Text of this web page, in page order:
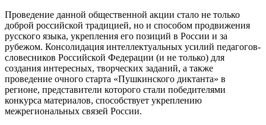
Проведение данной общественной акции стало не только
доброй российской традицией, но и способом продвижения
русского языка, укрепления его позиций в России и за
рубежом. Консолидация интеллектуальных усилий педагогов-
словесников Российской Федерации (и не только) для
создания интересных, творческих заданий, а также
проведение очного старта «Пушкинского диктанта» в
регионе, представители которого стали победителями
конкурса материалов, способствует укреплению
межрегиональных связей России.